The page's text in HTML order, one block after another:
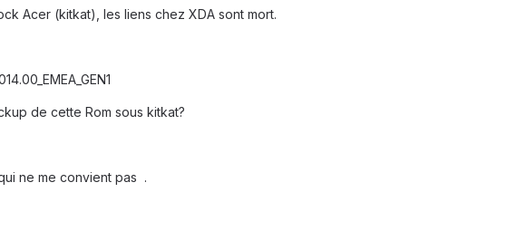
Acer (kitkat), les liens chez XDA sont mort.
de cette Rom sous kitkat?
ne me convient pas .